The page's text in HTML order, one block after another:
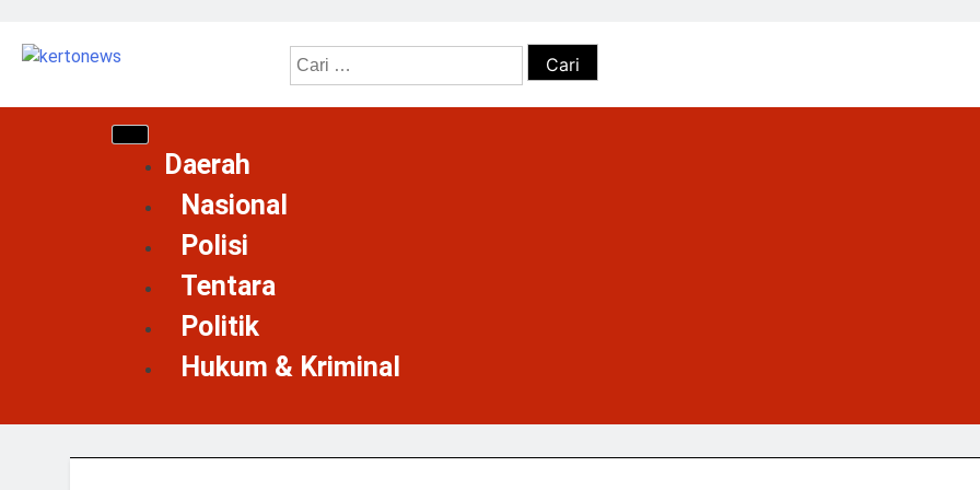
Daerah
Nasional
Polisi
Tentara
Politik
Hukum & Kriminal